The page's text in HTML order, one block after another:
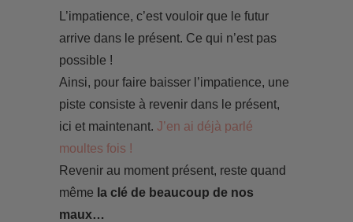
L’impatience, c’est vouloir que le futur
arrive dans le présent. Ce qui n’est pas
possible !
Ainsi, pour faire baisser l’impatience, une
piste consiste à revenir dans le présent,
ici et maintenant. J’en ai déjà parlé
moultes fois !
Revenir au moment présent, reste quand
même la clé de beaucoup de nos
maux…